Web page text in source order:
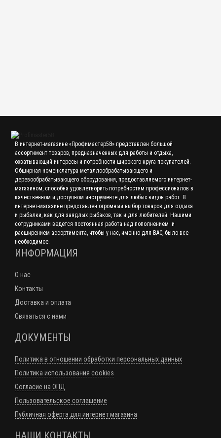
В интернет-магазине «Профимастер58» представлен большой
ассортимент товаров, предназначенных для работы и отдыха,
охватывающий интересы и потребности широкого круга покупателей.
Обширная номенклатура металлообрабатывающего и
деревообрабатывающего оборудования, предоставляемого интернет-
магазином, способна удовлетворить потребностям профессионалов в
качественном и доступном инструменте для любых видов работ. В
интернет-магазине представлен огромный выбор товаров для отдыха
и рыбалки, как для заядлых рыбаков, так и для любителей. Нашими
сотрудниками ведется постоянная работа над пополнением и
расширением ассортимента, чтобы у нас, именно для ВАС, было все
необходимое.
ИНФОРМАЦИЯ
О нас
Контакты
Доставка и оплата
Связаться с нами
ДОКУМЕНТЫ
Политика в отношении обработки персональных данных
Политика использования cookies
Согласие на ОПД
Пользовательское соглашение
Публичная оферта для интернет магазина